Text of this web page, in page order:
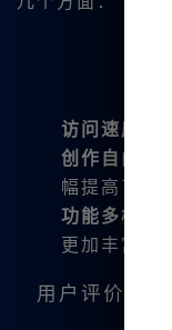
访问速度
创作自由度
幅提高了他
功能多样性
更加丰富多
用户评价